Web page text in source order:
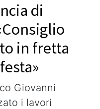
di
in fretta
Giovanni
i lavori